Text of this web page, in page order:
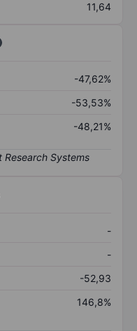
11,64
-47,62%
-53,53%
-48,21%
-
-
-52,93
146,8%